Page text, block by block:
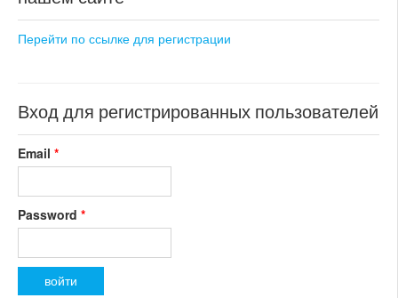
Перейти по ссылке для регистрации
Вход для регистрированных пользователей
Email *
Password *